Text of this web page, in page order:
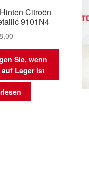
Citroën
9101N4
Sie, wenn
Lager ist